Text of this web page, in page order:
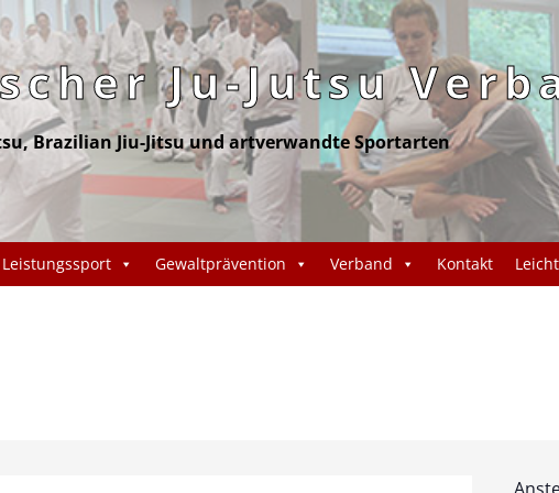
Ju-Jutsu
Brazilian Jiu-Jitsu und artverwandte Sportarten
Leistungssport Gewaltprävention Verband Kontakt